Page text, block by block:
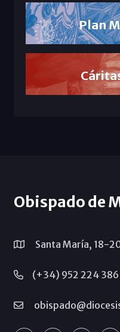
Plan
Obispado de
Santa María, 18-
(+34) 952 224 386